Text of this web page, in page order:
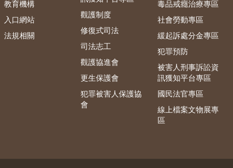
教育機構
入口網站
法規相關
觀護制度
修復式司法
司法志工
觀護協進會
更生保護會
犯罪被害人保護協
會
毒品戒癮治療專區
社會勞動專區
緩起訴處分金專區
犯罪預防
被害人刑事訴訟資
訊獲知平台專區
國民法官專區
線上檔案文物展專
區